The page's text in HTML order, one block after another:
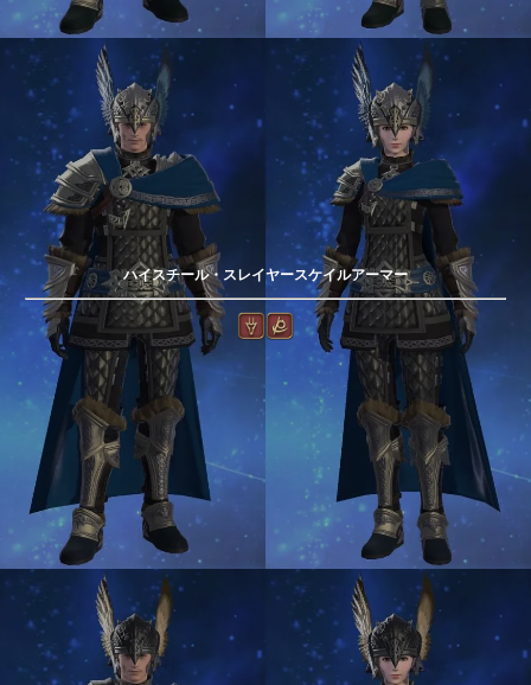
ハイスチール・スレイヤースケイルアーマー